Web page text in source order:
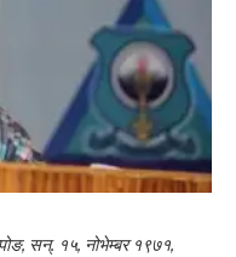
सन्. १५, नोभेम्बर १९७१,